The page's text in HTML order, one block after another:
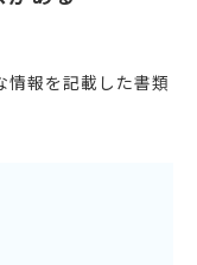
情報を記載した書類